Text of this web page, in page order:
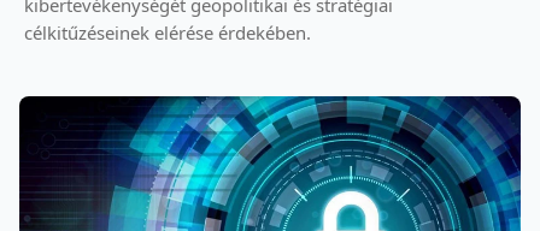
célkitűzéseinek elérése érdekében.